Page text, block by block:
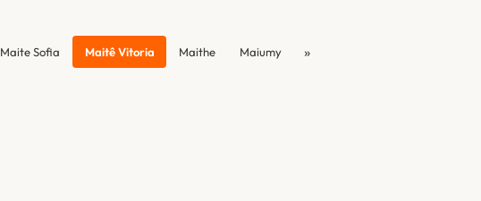
Maite Sofia Maitê Vitoria Maithe Maiumy »